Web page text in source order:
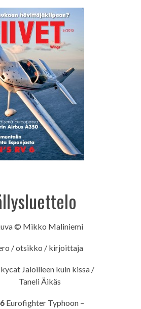
© Mikko Maliniemi
/ otsikko / kirjoittaja
Jaloilleen kuin kissa /
Taneli Äikäs
Eurofighter Typhoon –